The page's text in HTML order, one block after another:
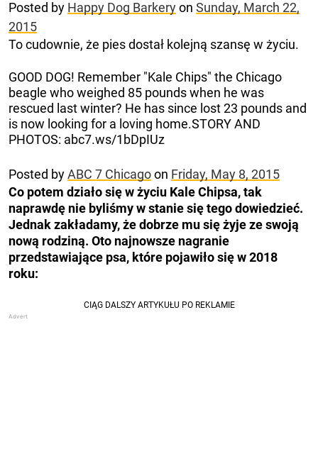
Posted by Happy Dog Barkeryon Sunday, March 22,
2015
To cudownie, że pies dostał kolejną szansę w życiu.
GOOD DOG! Remember "Kale Chips" the Chicago
beagle who weighed 85 pounds when he was
rescued last winter? He has since lost 23 pounds and
is now looking for a loving home.STORY AND
PHOTOS: abc7.ws/1bDpIUz
Posted byABC 7 Chicagoon Friday, May 8, 2015
Co potem działo się w życiu Kale Chipsa, tak
naprawdę nie byliśmy w stanie się tego dowiedzieć.
Jednak zakładamy, że dobrze mu się żyje ze swoją
nową rodziną. Oto najnowsze nagranie
przedstawiające psa, które pojawiło się w 2018
roku: